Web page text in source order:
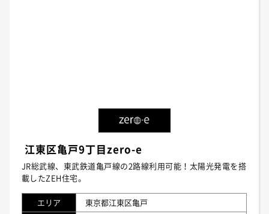
江東区亀戸9丁目zero-e
JR総武線、東武鉄道亀戸線の2路線利用可能！太陽光発電を搭
載したZEH住宅。
エリア
東京都江東区亀戸